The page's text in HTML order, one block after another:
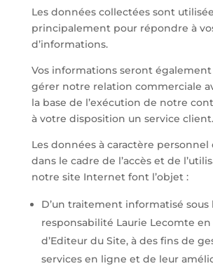
Les données collectées sont
principalement pour répondre à
d’informations.
Vos informations seront
gérer notre relation commerciale
la base de l’exécution de notre
à votre disposition un service client.
Les données à caractère personnel
dans le cadre de l’accès et de
notre site Internet font l’objet :
D’un traitement informatisé sous
responsabilité Laurie Lecomte
d’Editeur du Site, à des fins de
services en ligne et de leur